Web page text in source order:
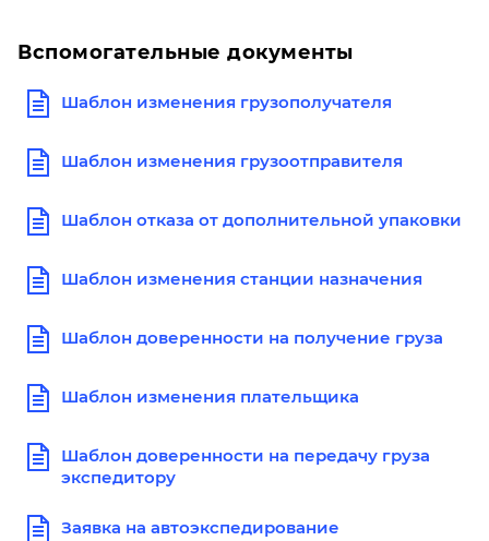
Вспомогательные документы
Шаблон изменения грузополучателя
Шаблон изменения грузоотправителя
Шаблон отказа от дополнительной упаковки
Шаблон изменения станции назначения
Шаблон доверенности на получение груза
Шаблон изменения плательщика
Шаблон доверенности на передачу груза
экспедитору
Заявка на автоэкспедирование